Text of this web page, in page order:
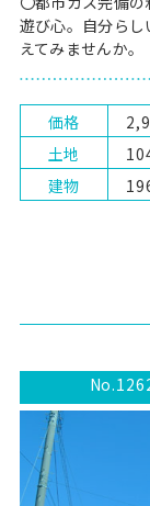
遊び心。自分ら
えてみませんか。
価格
土地
建物